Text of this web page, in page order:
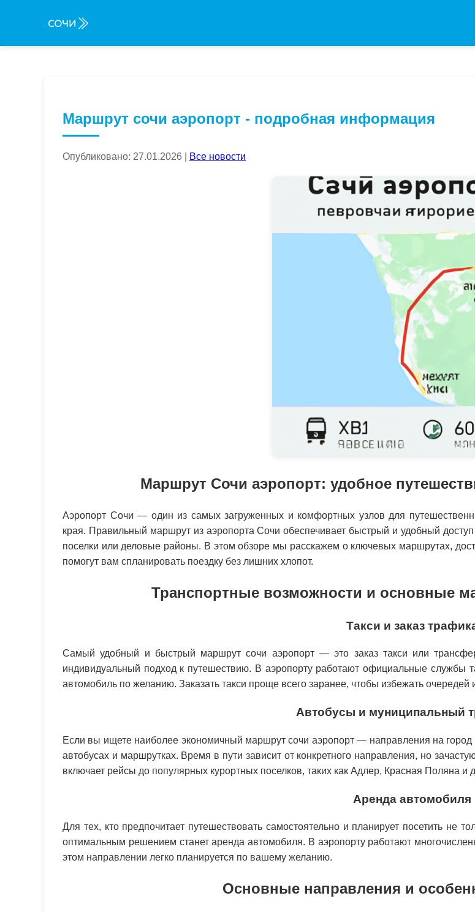
Маршрут сочи аэропорт - подробная информация
Опубликовано: 27.01.2026 | Все новости
Маршрут Сочи аэропорт: удобное
Аэропорт Сочи — один из самых загруженных и комфортных узлов для
края. Правильный маршрут из аэропорта Сочи обеспечивает быстрый и удобный
поселки или деловые районы. В этом обзоре мы расскажем о ключевых маршрутах,
помогут вам спланировать поездку без лишних хлопот.
Транспортные возможности и основные
Такси и заказ
Самый удобный и быстрый маршрут сочи аэропорт — это заказ такси или
индивидуальный подход к путешествию. В аэропорту работают официальные службы
автомобиль по желанию. Заказать такси проще всего заранее, чтобы избежать очередей
Автобусы и муниципальный
Если вы ищете наиболее экономичный маршрут сочи аэропорт — направления на город
автобусах и маршрутках. Время в пути зависит от конкретного направления, но
включает рейсы до популярных курортных поселков, таких как Адлер, Красная Поляна и
Аренда автомобиля
Для тех, кто предпочитает путешествовать самостоятельно и планирует посетить не
оптимальным решением станет аренда автомобиля. В аэропорту работают
этом направлении легко планируется по вашему желанию.
Основные направления и